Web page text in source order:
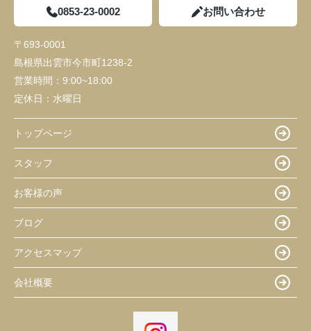
0853-23-0002 お問い合わせ
〒693-0001
島根県出雲市今市町1238-2
営業時間： 9:00~18:00
定休日： 水曜日
トップページ
スタッフ
お客様の声
ブログ
アクセスマップ
会社概要